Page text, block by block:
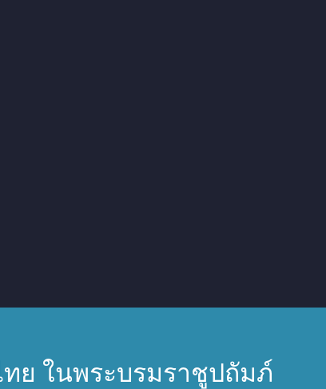
ย ในพระบรมราชูปถัมภ์